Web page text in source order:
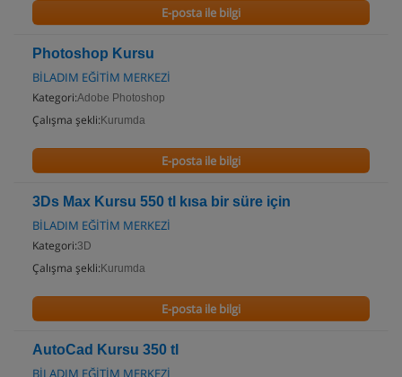
E-posta ile bilgi
Photoshop Kursu
BİLADIM EĞİTİM MERKEZİ
Kategori:Adobe Photoshop
Çalışma şekli: Kurumda
E-posta ile bilgi
3Ds Max Kursu 550 tl kısa bir süre için
BİLADIM EĞİTİM MERKEZİ
Kategori:3D
Çalışma şekli: Kurumda
E-posta ile bilgi
AutoCad Kursu 350 tl
BİLADIM EĞİTİM MERKEZİ